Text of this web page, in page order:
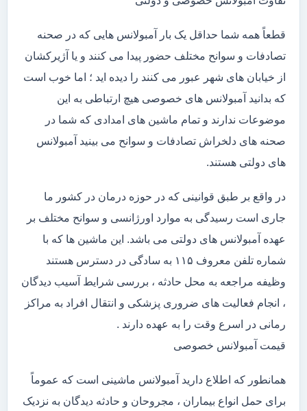
قطعاً همه شما حداقل یک بار آمبولانس هایی که در صحنه
تصادفات و سوانح مختلف حضور پیدا می کنند و یا آژیرکشان
از خیابان های شهر عبور می کنند را دیده اید ؛ اما خوب است
که بدانید آمبولانس های خصوصی هیچ ارتباطی به این
موضوعات ندارند و تمام ماشین های امدادی که شما در
صحنه های دلخراش تصادفات و سوانح می بینید آمبولانس
های دولتی هستند.
در واقع بر طبق قوانینی که در حوزه درمان در کشور ما
جاری است رسیدگی به موارد اورژانسی و سوانح مختلف بر
عهده آمبولانس های دولتی می باشد. این ماشین ها که با
شماره تلفن معروف ۱۱۵ به سادگی در دسترس هستند
وظیفه مراجعه به محل حادثه ، بررسی شرایط آسیب دیدگان
، انجام فعالیت های ضروری پزشکی و انتقال افراد به مراکز
رمانی در اسرع وقت را به عهده دارند .
قیمت آمبولانس خصوصی
همانطور که اطلاع دارید آمبولانس ماشینی است که عموماً
برای حمل انواع بیماران ، مجروحان و حادثه دیدگان به نزدیک